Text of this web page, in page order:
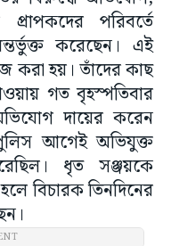
পরিবর্তে
করেছেন। এই
হয়। তাঁদের কাছ
গত বৃহস্পতিবার
দায়ের করেন
আগেই অভিযুক্ত
ধৃত সঞ্জয়কে
বিচারক তিনদিনের